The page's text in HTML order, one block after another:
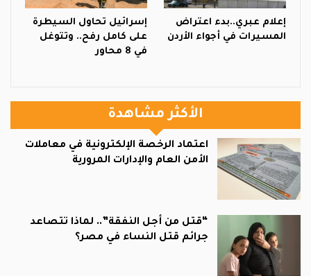
إعلام عبري..بدء اعتراض
المسيرات في أجواء الأردن
إسرائيل تحاول السيطرة
على كامل رفح.. وتتوغل
في 8 محاور
الأكثر مشاهدة
اعتماد الرخصة الإلكترونية في معاملات
الأمن العام والإدارات المرورية
“قتل من أجل النفقة”.. لماذا تتصاعد
جرائم قتل النساء في مصر؟